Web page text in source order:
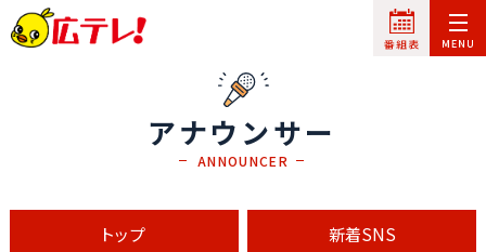
アナウンサー
ANNOUNCER
トップ 新着SNS